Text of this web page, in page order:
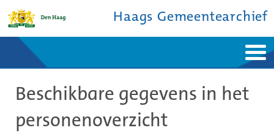
Haags Gemeentearchief
Ontdek de stad
De studiezaal
Bronnen en collecties
Contact
Beschikbare gegevens in het
personenoverzicht